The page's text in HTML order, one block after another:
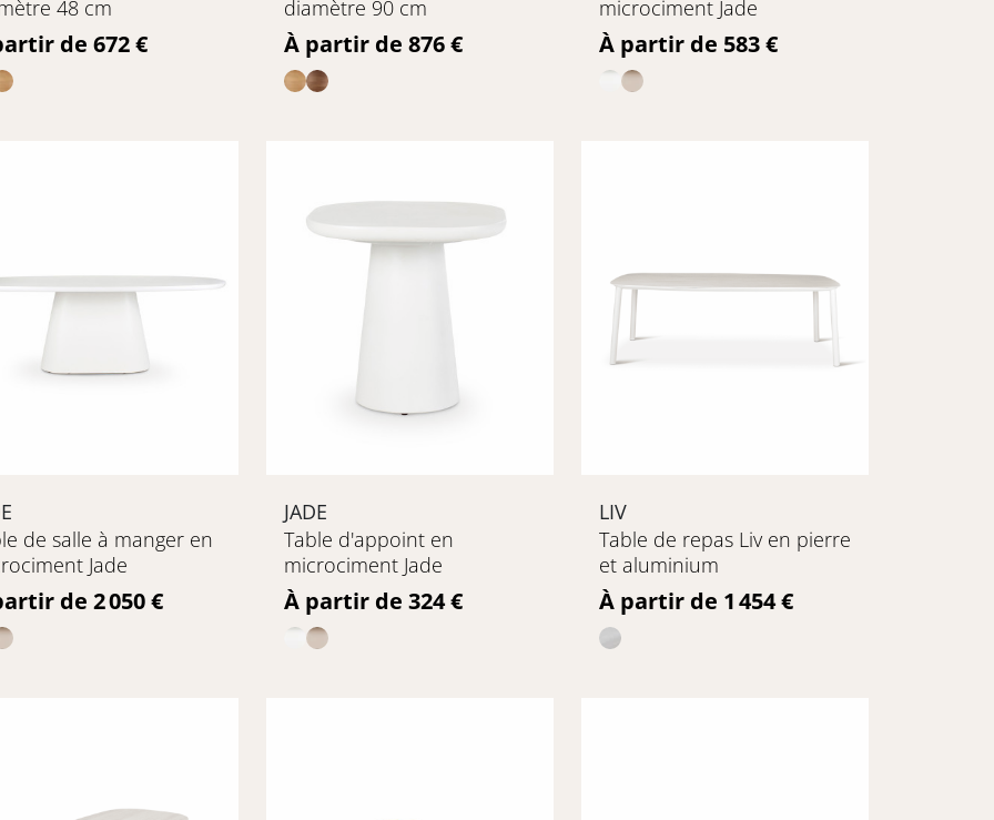
48 cm
de 672 €
diamètre 90 cm
Prix
À partir de 876 €
microciment Jade
Prix
À partir de 583 €
de salle à manger en
Jade
de 2 050 €
JADE
Table d'appoint en
microciment Jade
Prix
À partir de 324 €
LIV
Table de repas Liv en pierre
et aluminium
Prix
À partir de 1 454 €